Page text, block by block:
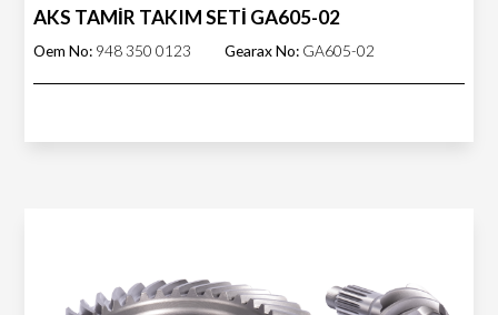
AKS TAMİR TAKIM SETİ GA605-02
Oem No: 948 350 0123 Gearax No: GA605-02